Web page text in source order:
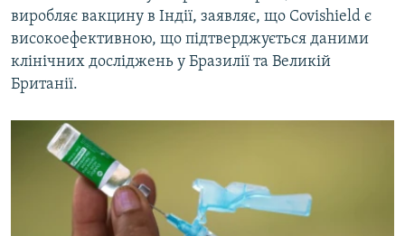
виробляє вакцину в Індії, заявляє, що Covishield є
високоефективною, що підтверджується даними
клінічних досліджень у Бразилії та Великій
Британії.